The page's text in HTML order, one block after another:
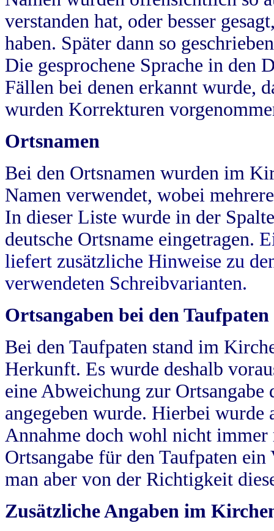
verstanden hat, oder besser
haben. Später dann so
Die gesprochene Sprache in
Fällen bei denen erkannt wurde,
wurden Korrekturen
Ortsnamen
Bei den Ortsnamen wurden im
Namen verwendet, wobei
In dieser Liste wurde in der
deutsche Ortsname eingetragen.
liefert zusätzliche Hinweise zu
verwendeten Schreibvarianten.
Ortsangaben bei den Taufpaten
Bei den Taufpaten stand im
Herkunft. Es wurde deshalb
eine Abweichung zur
angegeben wurde. Hierbei wurde
Annahme doch wohl nicht
Ortsangabe für den Taufpaten
man aber von der Richtigkeit
Zusätzliche Angaben im